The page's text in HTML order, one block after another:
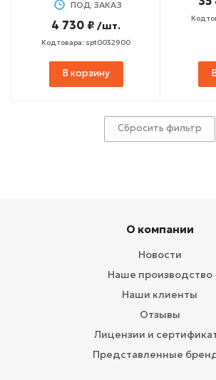
ПОД ЗАКАЗ
4 730 ₽ /шт.
Код товара: spt0032900
В корзину
Код
Сбросить фильтр
О компании
Новости
Наше производство
Наши клиенты
Отзывы
Лицензии и
Представленные